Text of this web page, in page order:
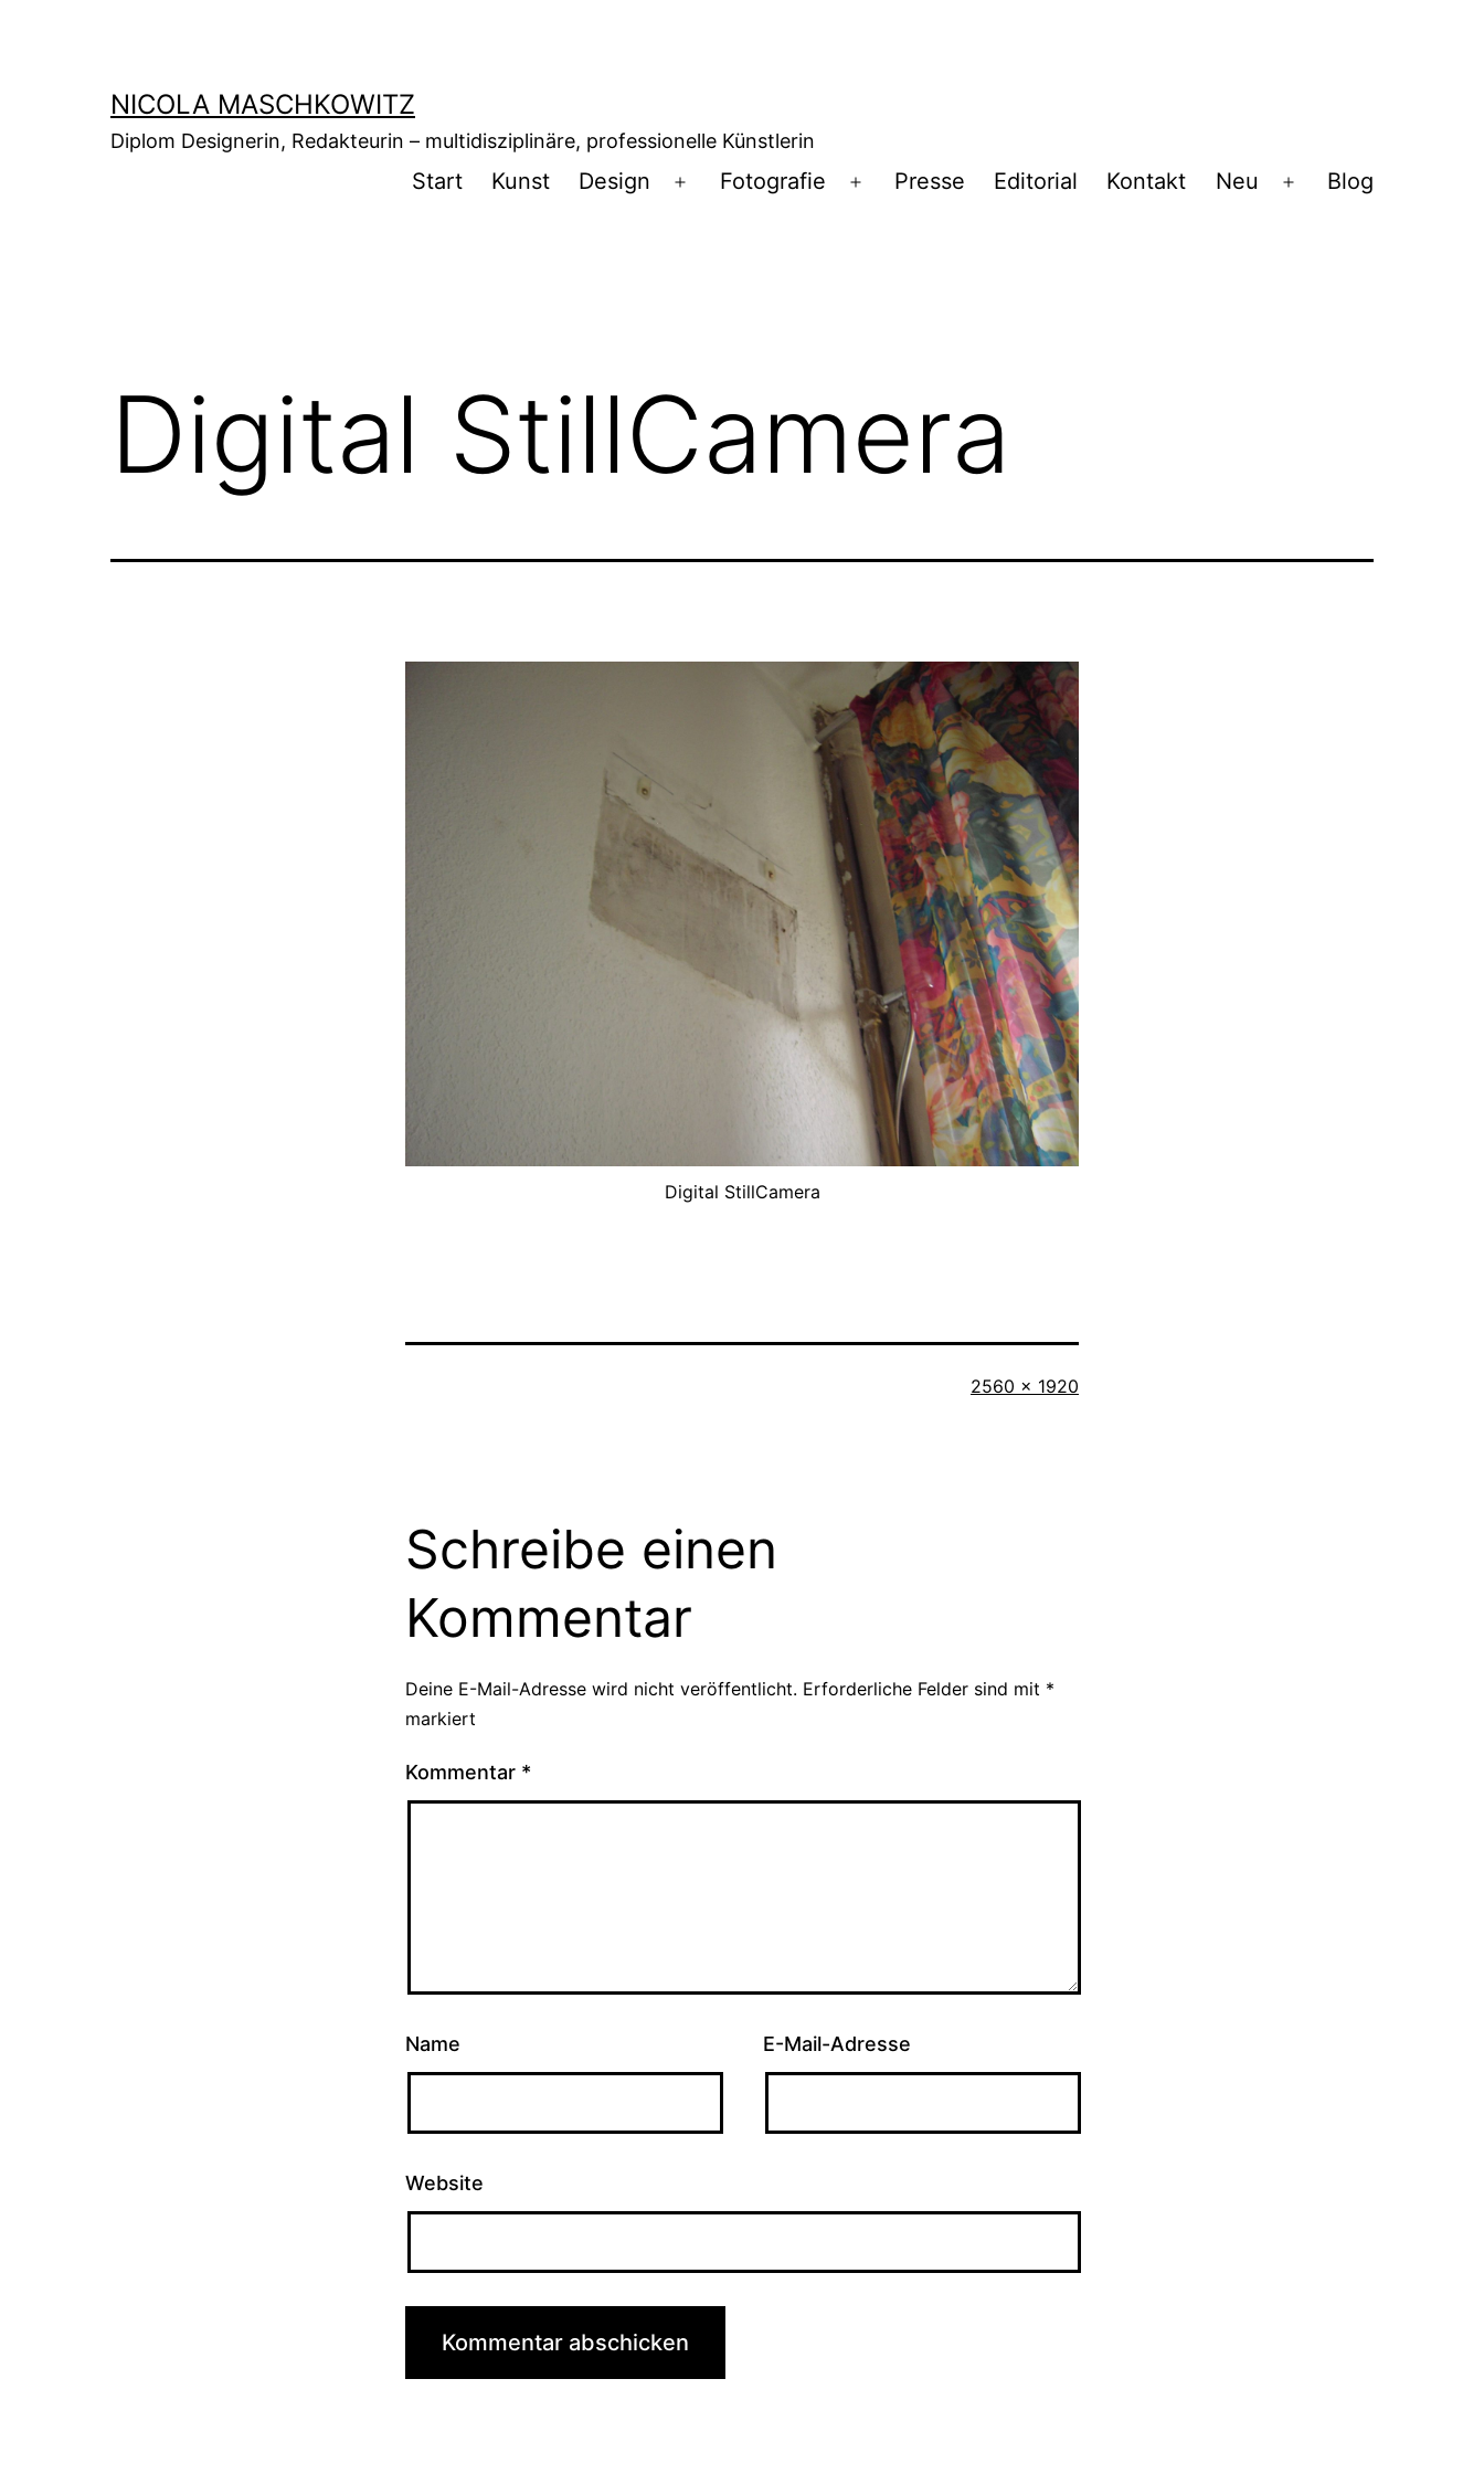
NICOLA MASCHKOWITZ
Diplom Designerin, Redakteurin – multidisziplinäre, professionelle Künstlerin
Start Kunst Design
Menü
Fotografie
Menü
Presse Editorial Kontakt Neu
Menü
Blog
Digital StillCamera
Digital StillCamera
Originalgröße
2560 × 1920
Schreibe einen
Kommentar
Deine E-Mail-Adresse wird nicht veröffentlicht. Erforderliche Felder sind mit *
markiert
Kommentar *
Name E-Mail-Adresse
Website